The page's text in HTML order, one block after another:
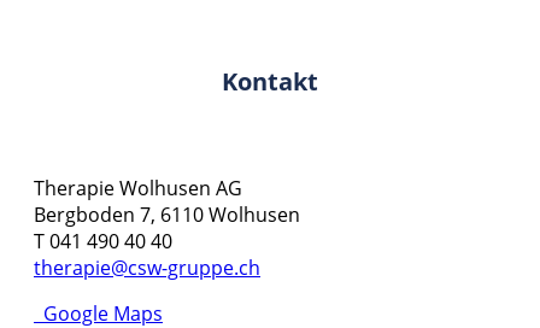
Kontakt
Therapie Wolhusen AG
Bergboden 7, 6110 Wolhusen
T 041 490 40 40
therapie@csw-gruppe.ch
Google Maps